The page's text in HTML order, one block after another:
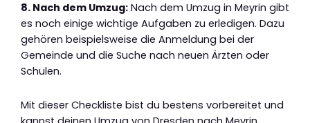
8. Nach dem Umzug: Nach dem Umzug in Meyrin gibt
es noch einige wichtige Aufgaben zu erledigen. Dazu
gehören beispielsweise die Anmeldung bei der
Gemeinde und die Suche nach neuen Ärzten oder
Schulen.
Mit dieser Checkliste bist du bestens vorbereitet und